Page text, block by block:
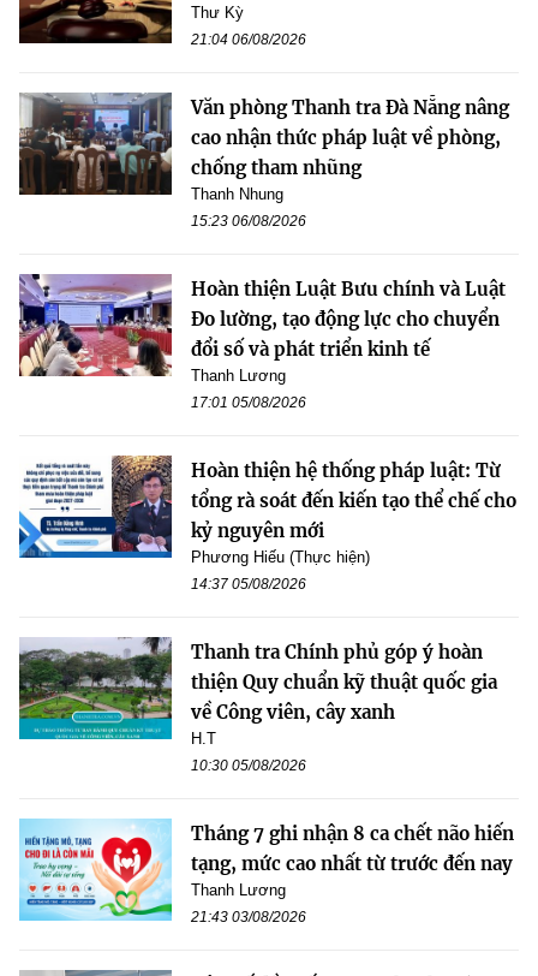
Thư Kỳ
21:04 06/08/2026
Văn phòng Thanh tra Đà Nẵng nâng
cao nhận thức pháp luật về phòng,
chống tham nhũng
Thanh Nhung
15:23 06/08/2026
Hoàn thiện Luật Bưu chính và Luật
Đo lường, tạo động lực cho chuyển
đổi số và phát triển kinh tế
Thanh Lương
17:01 05/08/2026
Hoàn thiện hệ thống pháp luật: Từ
tổng rà soát đến kiến tạo thể chế cho
kỷ nguyên mới
Phương Hiếu (Thực hiện)
14:37 05/08/2026
Thanh tra Chính phủ góp ý hoàn
thiện Quy chuẩn kỹ thuật quốc gia
về Công viên, cây xanh
H.T
10:30 05/08/2026
Tháng 7 ghi nhận 8 ca chết não hiến
tạng, mức cao nhất từ trước đến nay
Thanh Lương
21:43 03/08/2026